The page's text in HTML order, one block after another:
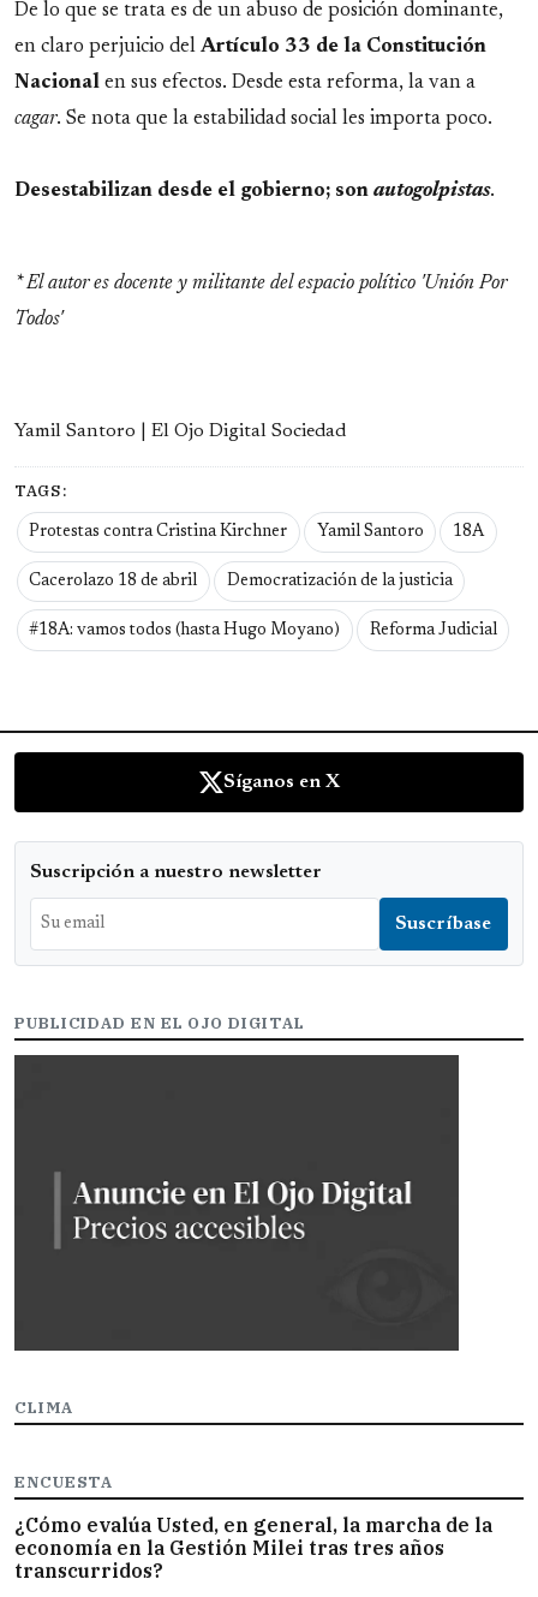
De lo que se trata es de un abuso de posición dominante,
en claro perjuicio del Artículo 33 de la Constitución
Nacional en sus efectos. Desde esta reforma, la van a
cagar. Se nota que la estabilidad social les importa poco.
Desestabilizan desde el gobierno; son autogolpistas.
* El autor es docente y militante del espacio político 'Unión Por
Todos'
Yamil Santoro | El Ojo Digital Sociedad
TAGS:
Protestas contra Cristina Kirchner Yamil Santoro 18A
Cacerolazo 18 de abril Democratización de la justicia
#18A: vamos todos (hasta Hugo Moyano) Reforma Judicial
Síganos en X
Suscripción a nuestro newsletter
PUBLICIDAD EN EL OJO DIGITAL
CLIMA
ENCUESTA
¿Cómo evalúa Usted, en general, la marcha de la
economía en la Gestión Milei tras tres años
transcurridos?